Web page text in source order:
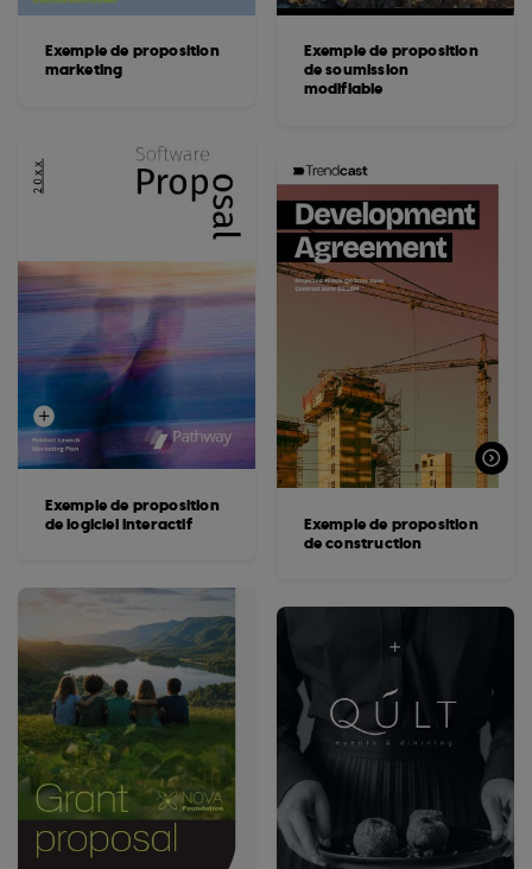
Exemple de proposition
marketing
Exemple de proposition
de logiciel interactif
Exemple de proposition
de soumission
modifiable
Exemple de proposition
de construction